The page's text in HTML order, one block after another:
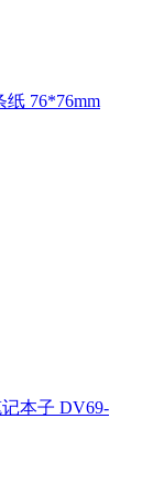
纸 76*76mm
本子 DV69-